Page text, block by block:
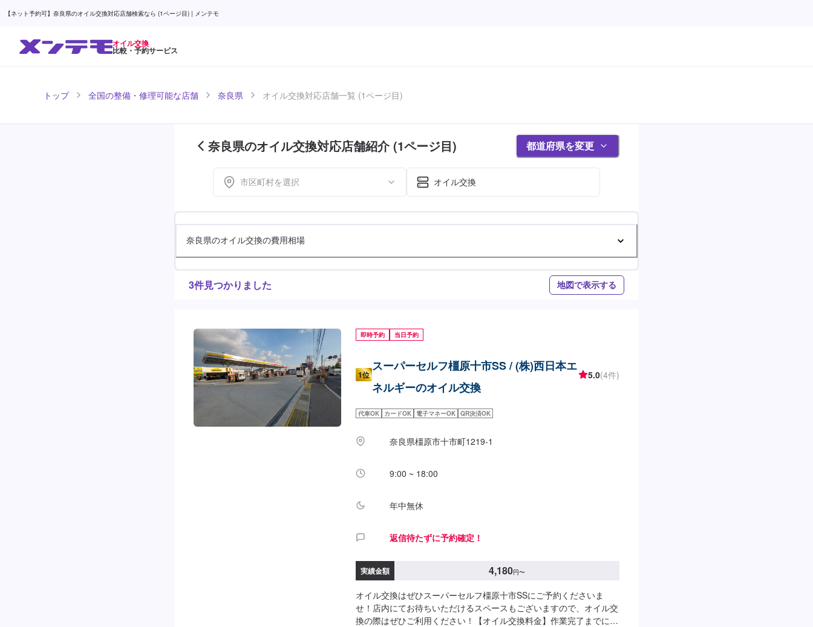
【ネット予約可】奈良県のオイル交換対応店舗検索なら (1ページ目) | メンテモ
オイル交換
比較・予約サービス
トップ 全国の整備・修理可能な店舗 奈良県 オイル交換対応店舗一覧 (1ページ目)
奈良県のオイル交換対応店舗紹介 (1ページ目) 都道府県を変更
市区町村を選択 オイル交換
奈良県のオイル交換の費用相場
3件見つかりました 地図で表示する
即時予約 当日予約
1位
スーパーセルフ橿原十市SS / (株)西日本エ
ネルギーのオイル交換
5.0(4件)
代車OK カードOK 電子マネーOK QR決済OK
奈良県橿原市十市町1219-1
9:00 ~ 18:00
年中無休
返信待たずに予約確定！
実績金額 4,180円〜
オイル交換はぜひスーパーセルフ橿原十市SSにご予約くださいま
せ！店内にてお待ちいただけるスペースもございますので、オイル交
換の際はぜひご利用ください！【オイル交換料金】作業完了までに30